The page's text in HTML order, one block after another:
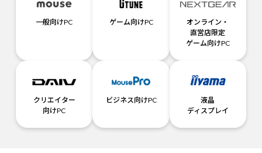
一般向けPC ゲーム向けPC
オンライン・
直営店限定
ゲーム向けPC
クリエイター
向けPC
ビジネス向けPC
液晶
ディスプレイ